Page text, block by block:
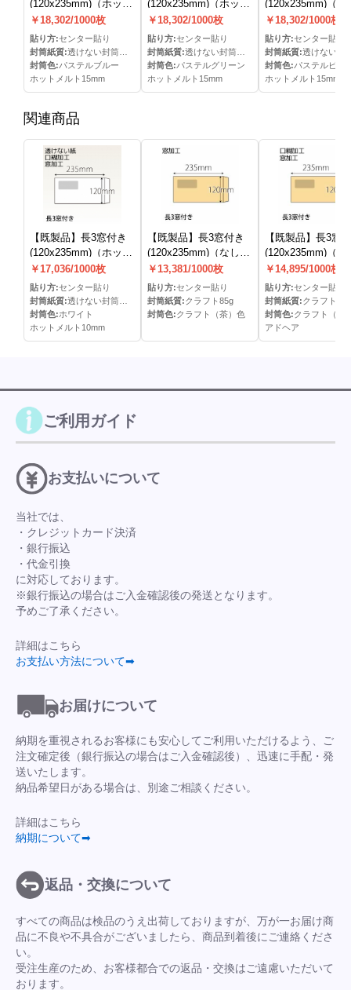
(120x235mm)（ホット
メルト15mm）(C貼)
￥18,302/1000枚
貼り方:センター貼り
封筒紙質:透けない封筒パステル80g
封筒色:パステルブルー
ホットメルト15mm
(120x235mm)（ホット
メルト15mm）(C貼)
￥18,302/1000枚
貼り方:センター貼り
封筒紙質:透けない封筒パステル80g
封筒色:パステルグリーン
ホットメルト15mm
(120x235mm)（ホ
メルト15mm）(C
￥18,302/1000枚
貼り方:センター貼り
封筒紙質:透けない封筒パステル
封筒色:パステルピン
ホットメルト15mm
関連商品
【既製品】長3窓付き
(120x235mm)（ホット
メルト10mm）(C貼)
￥17,036/1000枚
貼り方:センター貼り
封筒紙質:透けない封筒ケント80g
封筒色:ホワイト
ホットメルト10mm
【既製品】長3窓付き
(120x235mm)（なし）
(C貼)
￥13,381/1000枚
貼り方:センター貼り
封筒紙質:クラフト85g
封筒色:クラフト（茶）色
【既製品】長3窓
(120x235mm)（ア
ア）(C貼)
￥14,895/1000枚
貼り方:センター貼り
封筒紙質:クラフト70g
封筒色:クラフト（茶
アドヘア
ご利用ガイド
お支払いについて
当社では、
・クレジットカード決済
・銀行振込
・代金引換
に対応しております。
※銀行振込の場合はご入金確認後の発送となります。
予めご了承ください。
詳細はこちら
お支払い方法について➡
お届けについて
納期を重視されるお客様にも安心してご利用いただけるよう、ご
注文確定後（銀行振込の場合はご入金確認後）、迅速に手配・発
送いたします。
納品希望日がある場合は、別途ご相談ください。
詳細はこちら
納期について➡
返品・交換について
すべての商品は検品のうえ出荷しておりますが、万が一お届け商
品に不良や不具合がございましたら、商品到着後にご連絡くださ
い。
受注生産のため、お客様都合での返品・交換はご遠慮いただいて
おります。